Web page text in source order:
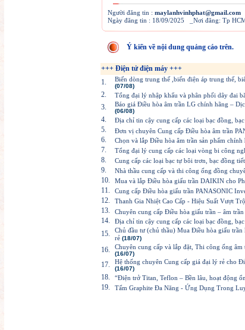
Người đăng tin : maylanhvinhphat@gmail.com
Ngày đăng tin : 18/09/2025 _Nơi đăng: Tp
Ý kiến về nội dung quảng cáo trên.
+++ Điện tử điện máy +++
1.
Biến dòng trung thế ,biến điện áp trung thế,
(07/08)
2. Tổng đại lý nhập khẩu và phân phối dây đai
3. Báo giá Điều hòa âm trần LG chính hãng –
(06/08)
4. Địa chỉ tin cậy cung cấp các loại bạc đồng, bạc
5. Đơn vị chuyên Cung cấp Điều hòa âm trần
6. Chọn và lắp Điều hòa âm trần sản phẩm chính
7. Tổng đại lý cung cấp các loại vòng bi công
8. Cung cấp các loại bạc tự bôi trơn, bạc đồng
9. Nhà thầu cung cấp và thi công ống đồng
10. Mua và lắp Điều hòa giấu trần DAIKIN cho
11. Cung cấp Điều hòa giấu trần PANASONIC
12. Thanh Gia Nhiệt Cao Cấp - Hiệu Suất Vượt
13. Chuyên cung cấp Điều hòa giấu trần – âm
14. Địa chỉ tin cậy cung cấp các loại bạc đồng, bạc
15.
Chủ đầu tư (chủ thầu) Mua Điều hòa giấu
rẻ (18/07)
16. Chuyên cung cấp và lắp đặt, Thi công ống
(16/07)
17. Hệ thống chuyên Cung cấp giá đại lý rẻ cho
(16/07)
18. “Điện trở Titan, Teflon – Bền lâu, hoạt động
19. Tấm Graphite Đa Năng - Ứng Dụng Trong